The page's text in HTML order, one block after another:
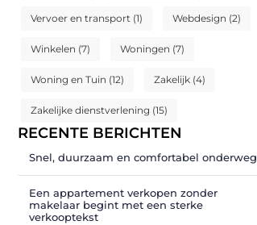
Vervoer en transport (1) Webdesign (2)
Winkelen (7) Woningen (7)
Woning en Tuin (12) Zakelijk (4)
Zakelijke dienstverlening (15)
RECENTE BERICHTEN
Snel, duurzaam en comfortabel onderweg
Een appartement verkopen zonder
makelaar begint met een sterke
verkooptekst